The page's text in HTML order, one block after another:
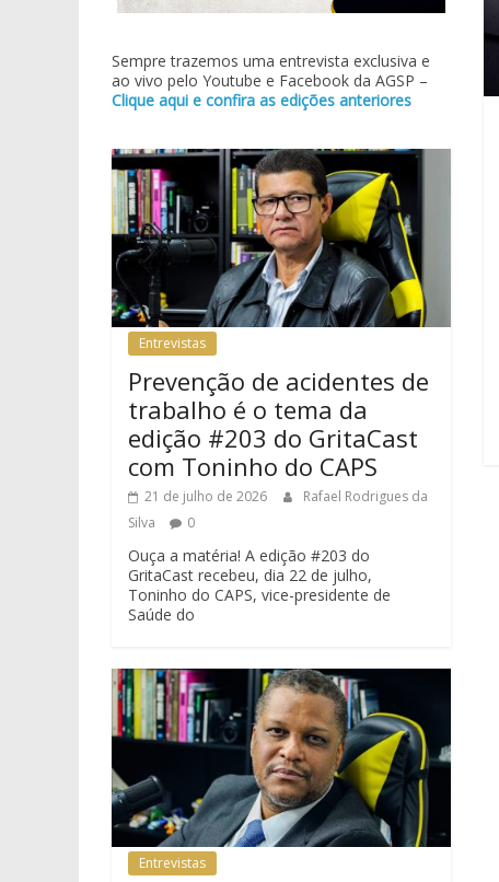
Sempre trazemos uma entrevista exclusiva e
ao vivo pelo Youtube e Facebook da AGSP –
Clique aqui e confira as edições anteriores
Entrevistas
Prevenção de acidentes de
trabalho é o tema da
edição #203 do GritaCast
com Toninho do CAPS
21 de julho de 2026
Rafael Rodrigues da
Silva
0
Ouça a matéria! A edição #203 do
GritaCast recebeu, dia 22 de julho,
Toninho do CAPS, vice-presidente de
Saúde do
Entrevistas